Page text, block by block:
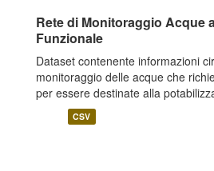
Rete di Monitoraggio Acque
Funzionale
Dataset contenente informazioni
monitoraggio delle acque che
per essere destinate alla
CSV